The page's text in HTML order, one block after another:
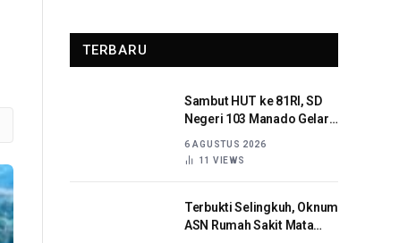
TERBARU
Sambut HUT ke 81RI, SD
Negeri 103 Manado Gelar
6 AGUSTUS 2026
11 VIEWS
Terbukti Selingkuh, Oknum
ASN Rumah Sakit Mata